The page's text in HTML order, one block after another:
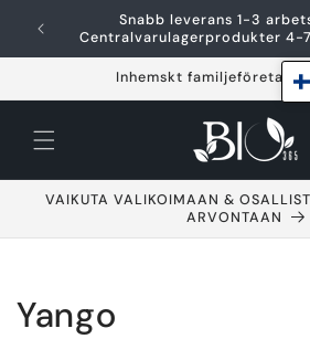
Hoppa över och
gå till innehållet
Snabb leverans 1-3
Centralvarulagerprodukter 4-
Inhemskt familjeföretag
VAIKUTA VALIKOIMAAN &
ARVONTAAN
S
Yango